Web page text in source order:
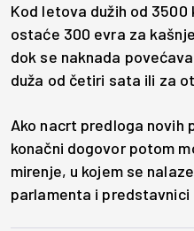
Kod letova dužih od
ostaće 300 evra za
dok se naknada
duža od četiri sata ili za
Ako nacrt predloga novih
konačni dogovor potom
mirenje, u kojem se
parlamenta i predstavnici